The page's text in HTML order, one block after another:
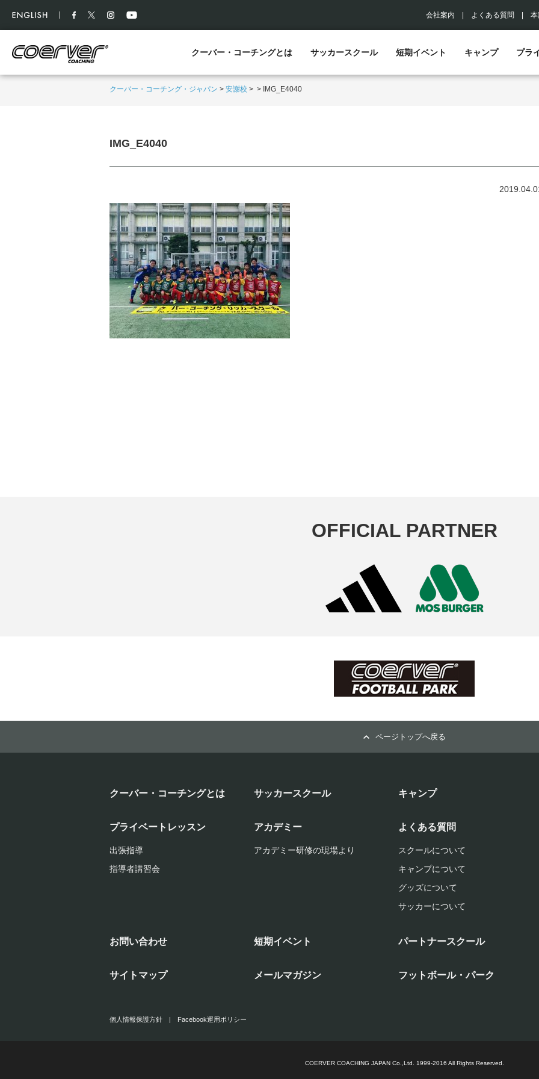
会社案内 よくある質問
クーバー・コーチングとは サッカースクール 短期イベント キャンプ プラ
クーバー・コーチング・ジャパン > 安謝校 > > IMG_E4040
IMG_E4040
OFFICIAL PARTNER
ページトップへ戻る
クーバー・コーチングとは サッカースクール キャンプ
プライベートレッスン
出張指導
指導者講習会
アカデミー
アカデミー研修の現場より
よくある質問
スクールについて
キャンプについて
グッズについて
サッカーについて
お問い合わせ 短期イベント パートナースクール
サイトマップ メールマガジン フットボール・パーク
個人情報保護方針 | Facebook運用ポリシー
COERVER COACHING JAPAN Co.,Ltd. 1999-2016 All Rights Reserved.